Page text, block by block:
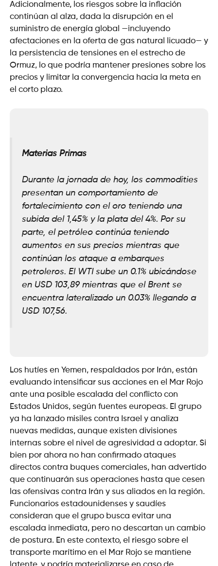
Adicionalmente, los riesgos sobre la inflación
continúan al alza, dada la disrupción en el
suministro de energía global —incluyendo
afectaciones en la oferta de gas natural licuado— y
la persistencia de tensiones en el estrecho de
Ormuz, lo que podría mantener presiones sobre los
precios y limitar la convergencia hacia la meta en
el corto plazo.
Materias Primas
Durante la jornada de hoy, los commodities
presentan un comportamiento de
fortalecimiento con el oro teniendo una
subida del 1,45% y la plata del 4%. Por su
parte, el petróleo continúa teniendo
aumentos en sus precios mientras que
continúan los ataque a embarques
petroleros. El WTI sube un 0.1% ubicándose
en USD 103,89 mientras que el Brent se
encuentra lateralizado un 0.03% llegando a
USD 107,56.
Los hutíes en Yemen, respaldados por Irán, están
evaluando intensificar sus acciones en el Mar Rojo
ante una posible escalada del conflicto con
Estados Unidos, según fuentes europeas. El grupo
ya ha lanzado misiles contra Israel y analiza
nuevas medidas, aunque existen divisiones
internas sobre el nivel de agresividad a adoptar. Si
bien por ahora no han confirmado ataques
directos contra buques comerciales, han advertido
que continuarán sus operaciones hasta que cesen
las ofensivas contra Irán y sus aliados en la región.
Funcionarios estadounidenses y saudíes
consideran que el grupo busca evitar una
escalada inmediata, pero no descartan un cambio
de postura. En este contexto, el riesgo sobre el
transporte marítimo en el Mar Rojo se mantiene